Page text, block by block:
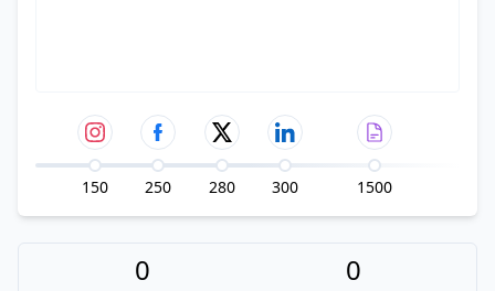
150 250 280 300 1500
0 0